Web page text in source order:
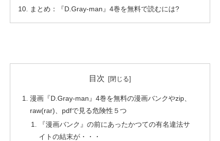
まとめ：『D.Gray-man』4巻を無料で読むには?
目次
漫画『D.Gray-man』4巻を無料の漫画バンクやzip、
raw(rar)、pdfで見る危険性５つ
『漫画バンク』の前にあったかつての有名違法サ
イトの結末が・・・